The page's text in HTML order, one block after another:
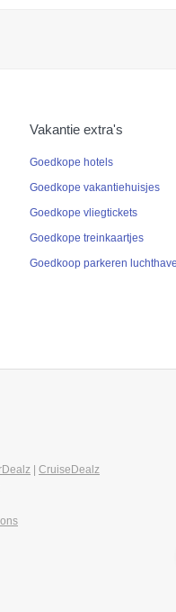
Vakantie extra's
Goedkope hotels
Goedkope vakantiehuisjes
Goedkope vliegtickets
Goedkope treinkaartjes
Goedkoop parkeren
CruiseDealz